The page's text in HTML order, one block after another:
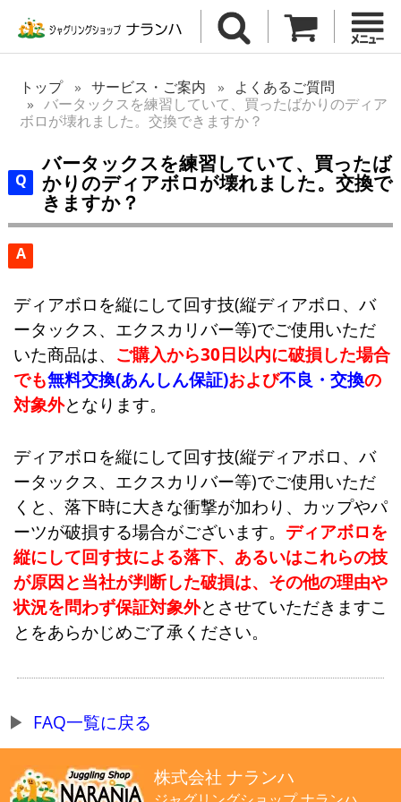
トップ サービス・ご案内
よくあるご質問
バータックスを練習していて、買ったばかりのディア
ボロが壊れました。交換できますか？
バータックスを練習していて、買ったば
かりのディアボロが壊れました。交換で
きますか？
A
ディアボロを縦にして回す技(縦ディアボロ、バ
ータックス、エクスカリバー等)でご使用いただ
いた商品は、 ご購入から30日以内に破損した場合
でも無料交換(あんしん保証)および不良・交換の
対象外となります。
ディアボロを縦にして回す技(縦ディアボロ、バ
ータックス、エクスカリバー等)でご使用いただ
くと、落下時に大きな衝撃が加わり、カップやパ
ーツが破損する場合がございます。 ディアボロを
縦にして回す技による落下、あるいはこれらの技
が原因と当社が判断した破損は、その他の理由や
状況を問わず保証対象外とさせていただきますこ
とをあらかじめご了承ください。
FAQ一覧に戻る
株式会社 ナランハ